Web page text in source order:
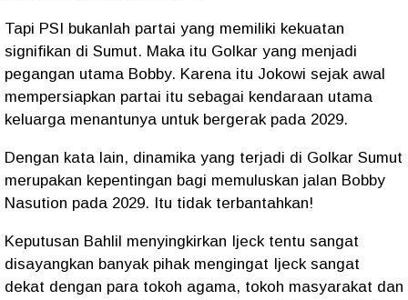
Tapi PSI bukanlah partai yang memiliki kekuatan
signifikan di Sumut. Maka itu Golkar yang menjadi
pegangan utama Bobby. Karena itu Jokowi sejak awal
mempersiapkan partai itu sebagai kendaraan utama
keluarga menantunya untuk bergerak pada 2029.
Dengan kata lain, dinamika yang terjadi di Golkar Sumut
merupakan kepentingan bagi memuluskan jalan Bobby
Nasution pada 2029. Itu tidak terbantahkan!
Keputusan Bahlil menyingkirkan Ijeck tentu sangat
disayangkan banyak pihak mengingat Ijeck sangat
dekat dengan para tokoh agama, tokoh masyarakat dan